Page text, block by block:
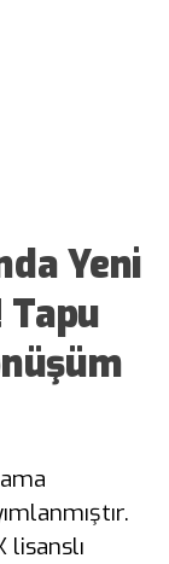
Yeni
lisanslı